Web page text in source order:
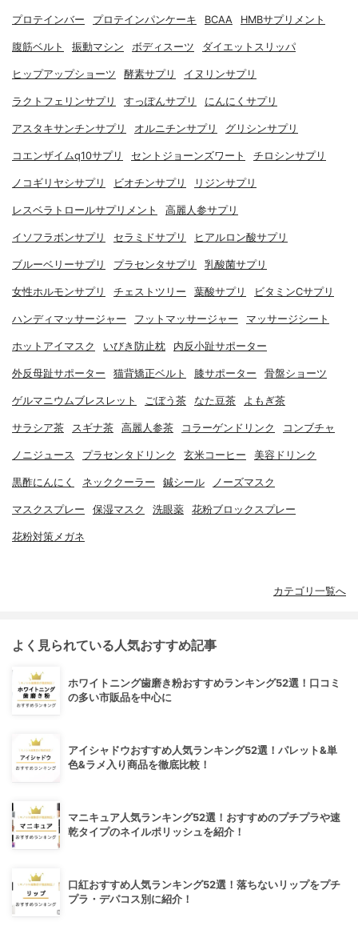
プロテインバー プロテインパンケーキ BCAA HMBサプリメント
腹筋ベルト 振動マシン ボディスーツ ダイエットスリッパ
ヒップアップショーツ 酵素サプリ イヌリンサプリ
ラクトフェリンサプリ すっぽんサプリ にんにくサプリ
アスタキサンチンサプリ オルニチンサプリ グリシンサプリ
コエンザイムq10サプリ セントジョーンズワート チロシンサプリ
ノコギリヤシサプリ ビオチンサプリ リジンサプリ
レスベラトロールサプリメント 高麗人参サプリ
イソフラボンサプリ セラミドサプリ ヒアルロン酸サプリ
ブルーベリーサプリ プラセンタサプリ 乳酸菌サプリ
女性ホルモンサプリ チェストツリー 葉酸サプリ ビタミンCサプリ
ハンディマッサージャー フットマッサージャー マッサージシート
ホットアイマスク いびき防止枕 内反小趾サポーター
外反母趾サポーター 猫背矯正ベルト 膝サポーター 骨盤ショーツ
ゲルマニウムブレスレット ごぼう茶 なた豆茶 よもぎ茶
サラシア茶 スギナ茶 高麗人参茶 コラーゲンドリンク コンブチャ
ノニジュース プラセンタドリンク 玄米コーヒー 美容ドリンク
黒酢にんにく ネッククーラー 鍼シール ノーズマスク
マスクスプレー 保湿マスク 洗眼薬 花粉ブロックスプレー
花粉対策メガネ
カテゴリ一覧へ
よく見られている人気おすすめ記事
ホワイトニング歯磨き粉おすすめランキング52選！口コミ
の多い市販品を中心に
アイシャドウおすすめ人気ランキング52選！パレット&単
色&ラメ入り商品を徹底比較！
マニキュア人気ランキング52選！おすすめのプチプラや速
乾タイプのネイルポリッシュを紹介！
口紅おすすめ人気ランキング52選！落ちないリップをプチ
プラ・デパコス別に紹介！